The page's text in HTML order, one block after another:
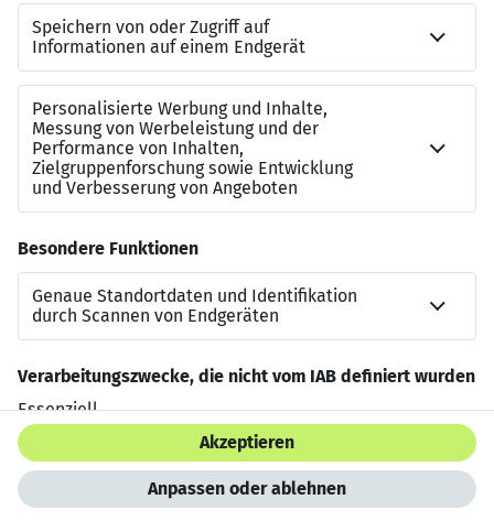
Gute Kenntnisse imSchaltanlagenbau
, inklusive
Verständnis für elektrische Bauteile und
Komponenten
Sicherer Umgang mitExcel , hohe Zahlenaffinität
und Routine intechnischen Datenanalysen
Jetzt bewerben
Impressum